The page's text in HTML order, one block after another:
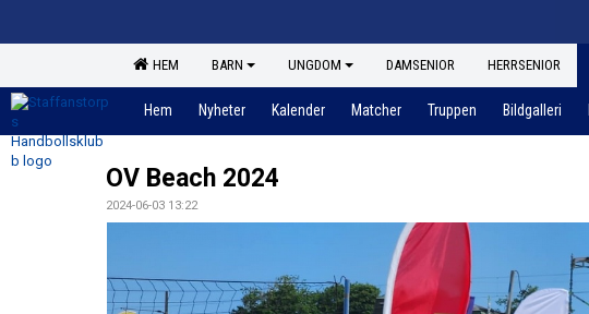
HEM BARN UNGDOM DAMSENIOR HERRSENIOR
Hem Nyheter Kalender Matcher Truppen Bildgalleri
OV Beach 2024
2024-06-03 13:22